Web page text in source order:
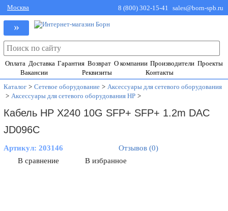
Москва 8 (800) 302-15-41 sales@born-spb.ru
»
Оплата Доставка Гарантия Возврат О компании Производители Проекты
Вакансии
Реквизиты
Контакты
Каталог > Сетевое оборудование > Аксессуары для сетевого оборудования
> Аксессуары для сетевого оборудования HP >
Кабель HP X240 10G SFP+ SFP+ 1.2m DAC
JD096C
Артикул:203146
Отзывов (0)
В сравнение
В избранное